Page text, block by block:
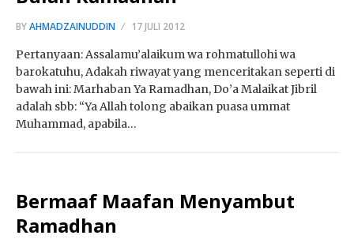
BYAHMADZAINUDDIN 17 JULI 2012
Pertanyaan: Assalamu’alaikum wa rohmatullohi wa
barokatuhu, Adakah riwayat yang menceritakan seperti di
bawah ini: Marhaban Ya Ramadhan, Do’a Malaikat Jibril
adalah sbb: “Ya Allah tolong abaikan puasa ummat
Muhammad, apabila…
Bermaaf Maafan Menyambut
Ramadhan